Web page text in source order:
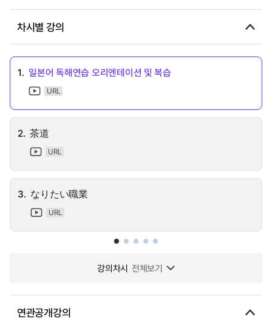
차시별 강의
1. 일본어 독해연습 오리엔테이션 및 복습
URL
2. 茶道
URL
3. なりたい職業
URL
강의차시 전체보기
연관공개강의